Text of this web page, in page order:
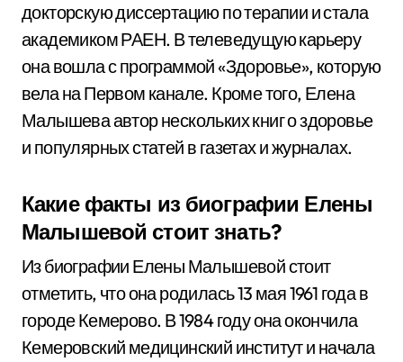
докторскую диссертацию по терапии и стала
академиком РАЕН. В телеведущую карьеру
она вошла с программой «Здоровье», которую
вела на Первом канале. Кроме того, Елена
Малышева автор нескольких книг о здоровье
и популярных статей в газетах и журналах.
Какие факты из биографии Елены
Малышевой стоит знать?
Из биографии Елены Малышевой стоит
отметить, что она родилась 13 мая 1961 года в
городе Кемерово. В 1984 году она окончила
Кемеровский медицинский институт и начала